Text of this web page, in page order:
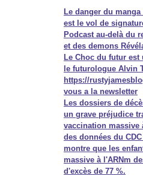
Le danger du
est le vol de
Podcast au-delà du
et des demons
Le Choc du futur est
le futurologue Alvin
https://
vous a la newsletter
Les dossiers de
un grave préjudice
vaccination massive
des données du
montre que les
massive à l'ARNm
d'excès de 77 %.